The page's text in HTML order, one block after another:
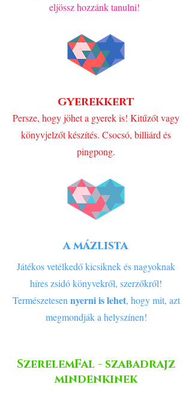
eljössz hozzánk tanulni!
gyerekkert
Persze, hogy jöhet a gyerek is! Kitűzőt vagy
könyvjelzőt készítés. Csocsó, billiárd és
pingpong.
a mázlista
Játékos vetélkedő kicsiknek és nagyoknak
híres zsidó könyvekről, szerzőkről!
Természetesen nyerni is lehet, hogy mit, azt
megmondják a helyszínen!
SzerelemFal - szabadrajz
mindenkinek